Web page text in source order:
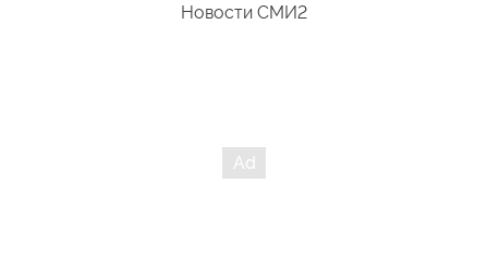
Новости СМИ2